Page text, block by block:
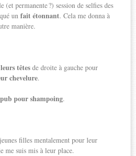
permanente ?) session de selfies des
unfait étonnant. Cela me donna à
manière.
têtesde droite à gauche pour
chevelure.
pub pour shampoing.
filles mentalement pour leur
me suis mis à leur place.